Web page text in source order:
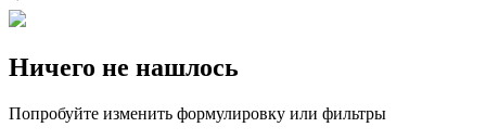
Ничего не нашлось
Попробуйте изменить формулировку или фильтры